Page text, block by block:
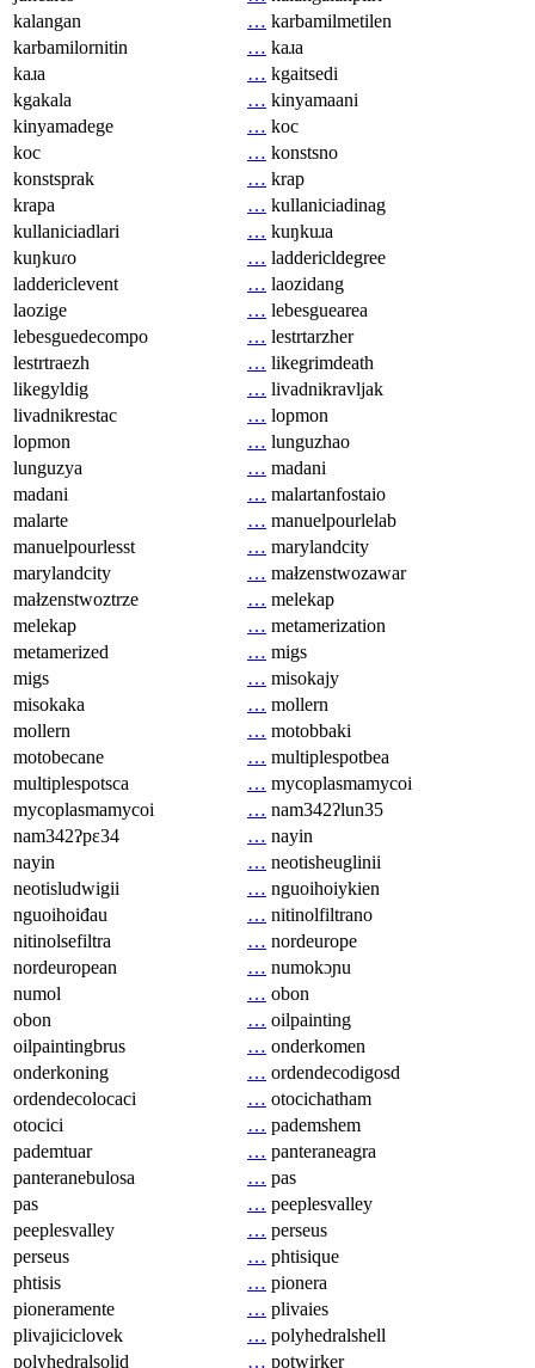
kalangan
… karbamilmetilen
karbamilornitin
… kaɹa
kaɹa
… kgaitsedi
kgakala
… kinyamaani
kinyamadege
… koc
koc
… konstsno
konstsprak
… krap
krapa
… kullaniciadinag
kullaniciadlari
… kuŋkuɹa
kuŋkuɾo
… laddericldegree
laddericlevent
… laozidang
laozige
… lebesguearea
lebesguedecompo
… lestrtarzher
lestrtraezh
… likegrimdeath
likegyldig
… livadnikravljak
livadnikrestac
… lopmon
lopmon
… lunguzhao
lunguzya
… madani
madani
… malartanfostaio
malarte
… manuelpourlelab
manuelpourlesst
… marylandcity
marylandcity
… małzenstwozawar
małzenstwoztrze
… melekap
melekap
… metamerization
metamerized
… migs
migs
… misokajy
misokaka
… mollern
mollern
… motobbaki
motobecane
… multiplespotbea
multiplespotsca
… mycoplasmamycoi
mycoplasmamycoi
… nam342ʔlun35
nam342ʔpɛ34
… nayin
nayin
… neotisheuglinii
neotisludwigii
… nguoihoiykien
nguoihoiđau
… nitinolfiltrano
nitinolsefiltra
… nordeurope
nordeuropean
… numokɔɲu
numol
… obon
obon
… oilpainting
oilpaintingbrus
… onderkomen
onderkoning
… ordendecodigosd
ordendecolocaci
… otocichatham
otocici
… pademshem
pademtuar
… panteraneagra
panteranebulosa
… pas
pas
… peeplesvalley
peeplesvalley
… perseus
perseus
… phtisique
phtisis
… pionera
pioneramente
… plivaies
plivajiciclovek
… polyhedralshell
polyhedralsolid
… potwirker